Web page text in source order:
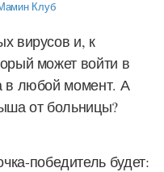
Клуб
вирусов и, к
может войти в
в любой момент. А
от больницы?
победитель будет: